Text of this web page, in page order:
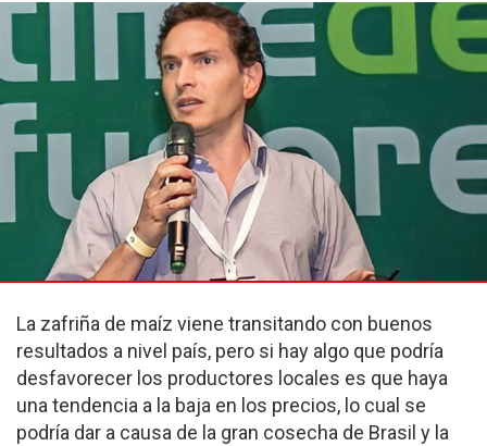
La zafriña de maíz viene transitando con buenos
resultados a nivel país, pero si hay algo que podría
desfavorecer los productores locales es que haya
una tendencia a la baja en los precios, lo cual se
podría dar a causa de la gran cosecha de Brasil y la